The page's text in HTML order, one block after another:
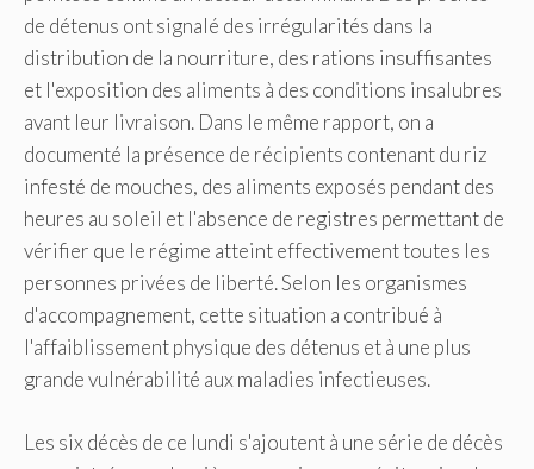
de détenus ont signalé des irrégularités dans la
distribution de la nourriture, des rations insuffisantes
et l'exposition des aliments à des conditions insalubres
avant leur livraison. Dans le même rapport, on a
documenté la présence de récipients contenant du riz
infesté de mouches, des aliments exposés pendant des
heures au soleil et l'absence de registres permettant de
vérifier que le régime atteint effectivement toutes les
personnes privées de liberté. Selon les organismes
d'accompagnement, cette situation a contribué à
l'affaiblissement physique des détenus et à une plus
grande vulnérabilité aux maladies infectieuses.
Les six décès de ce lundi s'ajoutent à une série de décès